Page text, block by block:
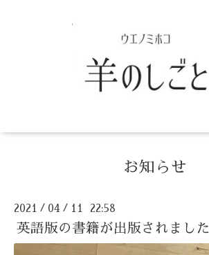
お知らせ
2021 / 04 / 11 22:58
英語版の書籍が出版されました